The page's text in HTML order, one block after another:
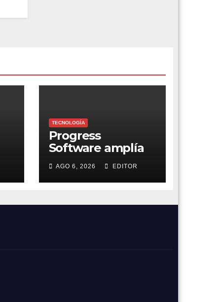
TECNOLOGÍA
Progress
Software amplía
supercomputador
as de IA NVIDIA
Chef
AGO 6, 2026 EDITOR